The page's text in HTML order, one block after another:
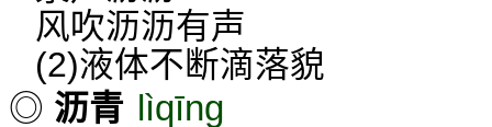
风吹沥沥有声
(2)液体不断滴落貌
◎ 沥青 lìqīng